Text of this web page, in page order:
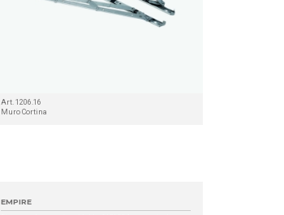
Art. 1206.16
Muro Cortina
EMPIRE